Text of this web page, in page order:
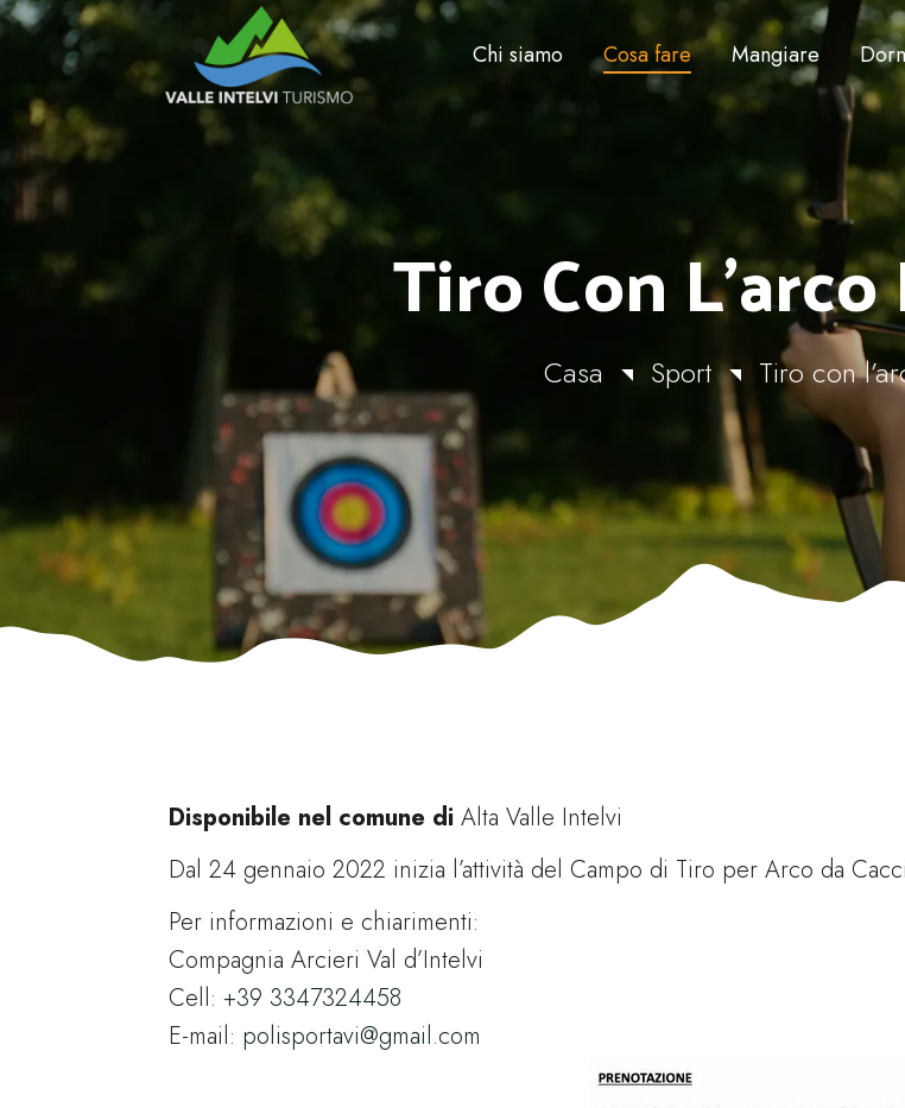
Chi siamo Cosa fare Mangiare
Tiro Con
Casa Sport Tiro con
Disponibile nel comune di Alta Valle Intelvi
Dal 24 gennaio 2022 inizia l’attività del Campo di Tiro per Arco da
Per informazioni e chiarimenti:
Compagnia Arcieri Val d’Intelvi
Cell: +39 3347324458
E-mail: polisportavi@gmail.com